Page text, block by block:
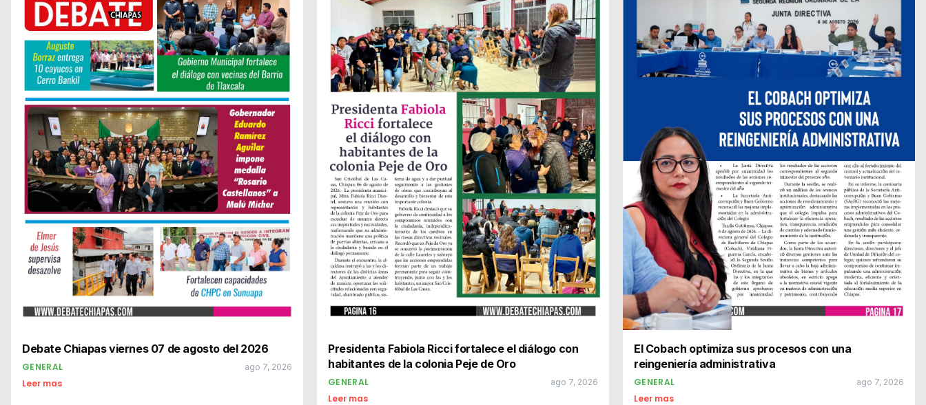
Debate Chiapas viernes 07 de agosto del 2026
GENERAL ago 7, 2026
Leer mas
Presidenta Fabiola Ricci fortalece el diálogo con
habitantes de la colonia Peje de Oro
GENERAL ago 7, 2026
Leer mas
El Cobach optimiza sus procesos con una
reingeniería administrativa
GENERAL ago 7, 2026
Leer mas